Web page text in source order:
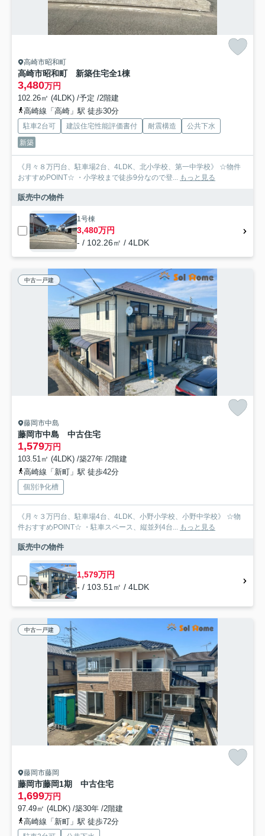
高崎市昭和町
高崎市昭和町 新築住宅全1棟
3,480万円
102.26㎡ (4LDK) /予定 /2階建
高崎線「高崎」駅 徒歩30分
駐車2台可 建設住宅性能評価書付 耐震構造
公共下水
新築
《月々８万円台、駐車場2台、4LDK、北小学校、第一中学校》 ☆物件
おすすめPOINT☆ ・小学校まで徒歩9分なので登...
もっと見る
販売中の物件
1号棟
3,480万円
- / 102.26㎡ / 4LDK
中古一戸建
藤岡市中島
藤岡市中島 中古住宅
1,579万円
103.51㎡ (4LDK) /築27年 /2階建
高崎線「新町」駅 徒歩42分
個別浄化槽
《月々３万円台、駐車場4台、4LDK、小野小学校、小野中学校》 ☆物
件おすすめPOINT☆ ・駐車スペース、縦並列4台...
もっと見る
販売中の物件
1,579万円
- / 103.51㎡ / 4LDK
中古一戸建
藤岡市藤岡
藤岡市藤岡1期 中古住宅
1,699万円
97.49㎡ (4LDK) /築30年 /2階建
高崎線「新町」駅 徒歩72分